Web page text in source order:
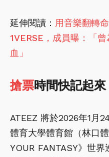
延伸閱讀： 用音樂翻轉
1VERSE，成員曝：「
血」
搶票時間快記起來
ATEEZ 將於2026年1月
體育大學體育館（林口
YOUR FANTASY》世